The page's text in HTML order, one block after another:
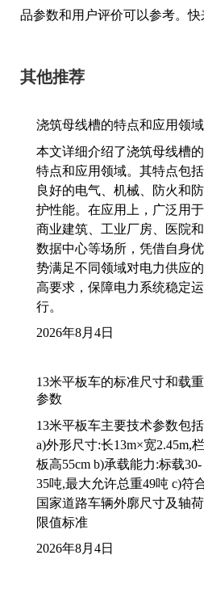
品参数和用户评价可以参考。快
其他推荐
浇筑母线槽的特点和应用领域
本文详细介绍了浇筑母线槽的
特点和应用领域。其特点包括
良好的电气、机械、防火和防
护性能。在应用上，广泛用于
商业建筑、工业厂房、医院和
数据中心等场所，凭借自身优
势满足不同领域对电力供应的
高要求，保障电力系统稳定运
行。
2026年8月4日
13米平板车的标准尺寸和载重
参数
13米平板车主要技术参数包
a)外形尺寸:长13m×宽2.45m,栏
板高55cm b)承载能力:标载30-
35吨,最大允许总重49吨 c)符
国家道路车辆外廓尺寸及轴荷
限值标准
2026年8月4日